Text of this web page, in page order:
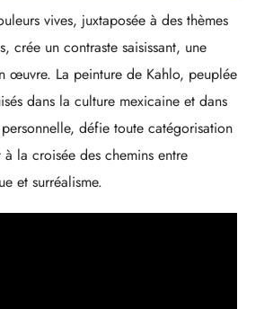
vives, juxtaposée à des thèmes
crée un contraste saisissant, une
œuvre. La peinture de Kahlo, peuplée
dans la culture mexicaine et dans
défie toute catégorisation
la croisée des chemins entre
et surréalisme.